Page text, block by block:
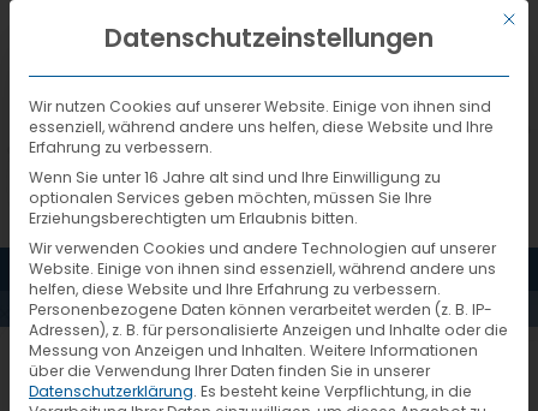
DEUTSCH
MENÜ
TRANSPORT
LOGISTIC
2015
Mit
Datenschutzeinstellungen
Wir nutzen Cookies auf unserer Website. Einige von ihnen sind
essenziell, während andere uns helfen, diese Website und Ihre
Erfahrung zu verbessern.
Wenn Sie unter 16 Jahre alt sind und Ihre Einwilligung zu
optionalen Services geben möchten, müssen Sie Ihre
Erziehungsberechtigten um Erlaubnis bitten.
Wir verwenden Cookies und andere Technologien auf unserer
Website. Einige von ihnen sind essenziell, während andere uns
helfen, diese Website und Ihre Erfahrung zu verbessern.
Personenbezogene Daten können verarbeitet werden (z. B. IP-
Adressen), z. B. für personalisierte Anzeigen und Inhalte oder die
Messung von Anzeigen und Inhalten. Weitere Informationen
über die Verwendung Ihrer Daten finden Sie in unserer
Datenschutzerklärung. Es besteht keine Verpflichtung, in die